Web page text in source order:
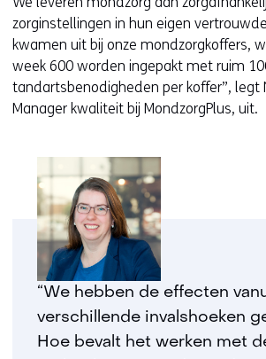
zorginstellingen in hun eigen
kwamen uit bij onze mondzorgkoffers,
week 600 worden ingepakt met ruim
tandartsbenodigheden per koffer”, legt
Manager kwaliteit bij MondzorgPlus, uit.
“We hebben de effecten
verschillende invalshoeken
Hoe bevalt het werken met